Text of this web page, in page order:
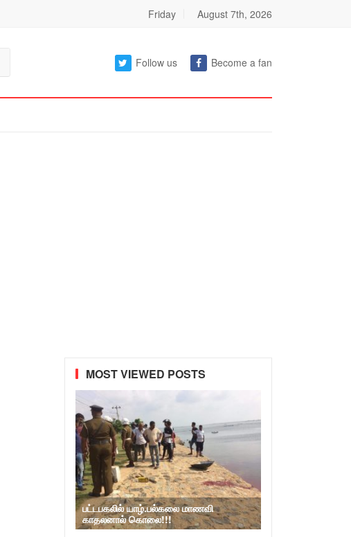
Friday August 7th, 2026
Follow us Become a fan
MOST VIEWED POSTS
பட்டபகலில் யாழ்.பல்கலை மாணவி
காதலனால் கொலை!!!